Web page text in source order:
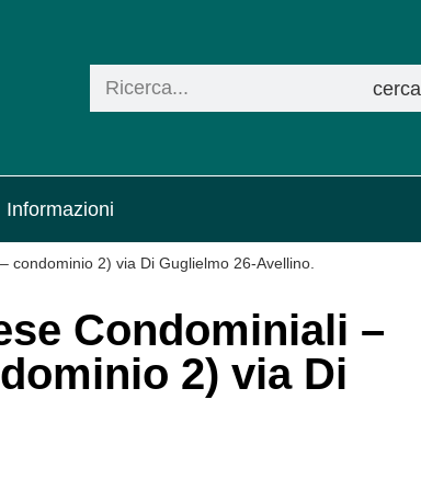
cerca
Informazioni
condominio 2) via Di Guglielmo 26-Avellino.
Condominiali –
2) via Di